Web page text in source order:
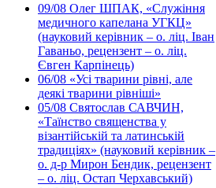
09/08 Олег ШПАК, «Служіння
медичного капелана УГКЦ»
(науковий керівник – о. ліц. Іван
Гаваньо, рецензент – о. ліц.
Євген Карпінець)
06/08 «Усі тварини рівні, але
деякі тварини рівніші»
05/08 Святослав САВЧИН,
«Таїнство священства у
візантійській та латинській
традиціях» (науковий керівник –
о. д-р Мирон Бендик, рецензент
– о. ліц. Остап Черхавський)